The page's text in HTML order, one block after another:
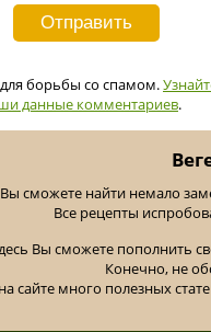
для борьбы со спамом.
данные комментариев.
Вы сможете найти немало
Все рецепты
Вы сможете пополнить
Конечно, не
сайте много полезных